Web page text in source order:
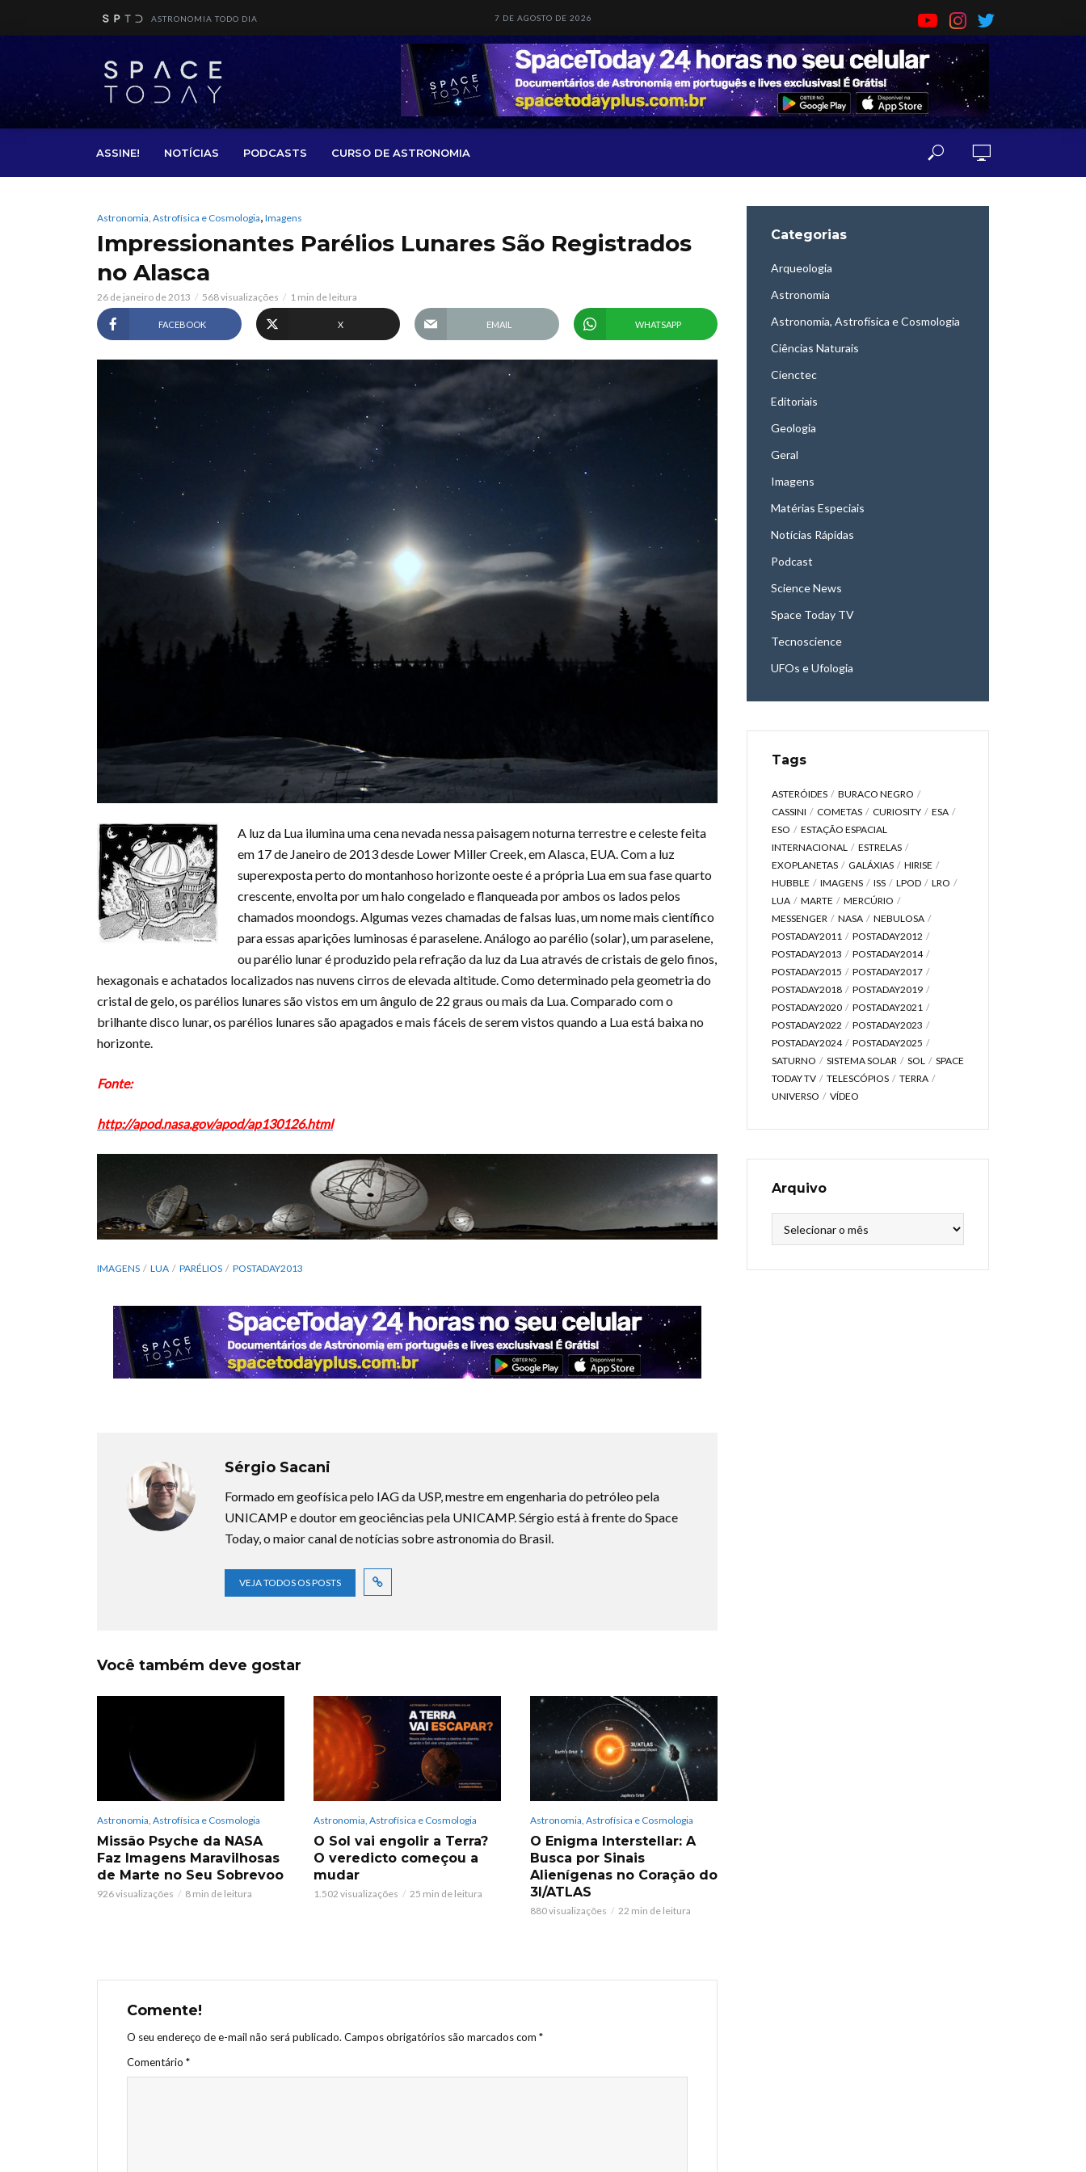
ASTRONOMIA TODO DIA 7 DE AGOSTO DE 2026
ASSINE! NOTÍCIAS PODCASTS CURSO DE ASTRONOMIA
Astronomia, Astrofísica e Cosmologia, Imagens
Impressionantes Parélios Lunares São Registrados
no Alasca
26 de janeiro de 2013 568 visualizações 1 min de leitura
FACEBOOK X EMAIL WHATSAPP
A luz da Lua ilumina uma cena nevada nessa paisagem noturna terrestre e celeste feita
em 17 de Janeiro de 2013 desde Lower Miller Creek, em Alasca, EUA. Com a luz
superexposta perto do montanhoso horizonte oeste é a própria Lua em sua fase quarto
crescente, envolta por um halo congelado e flanqueada por ambos os lados pelos
chamados moondogs. Algumas vezes chamadas de falsas luas, um nome mais científico
para essas aparições luminosas é paraselene. Análogo ao parélio (solar), um paraselene,
ou parélio lunar é produzido pela refração da luz da Lua através de cristais de gelo finos,
hexagonais e achatados localizados nas nuvens cirros de elevada altitude. Como determinado pela geometria do
cristal de gelo, os parélios lunares são vistos em um ângulo de 22 graus ou mais da Lua. Comparado com o
brilhante disco lunar, os parélios lunares são apagados e mais fáceis de serem vistos quando a Lua está baixa no
horizonte.
Fonte:
http://apod.nasa.gov/apod/ap130126.html
IMAGENS LUA PARÉLIOS POSTADAY2013
Sérgio Sacani
Formado em geofísica pelo IAG da USP, mestre em engenharia do petróleo pela
UNICAMP e doutor em geociências pela UNICAMP. Sérgio está à frente do Space
Today, o maior canal de notícias sobre astronomia do Brasil.
VEJA TODOS OS POSTS
Você também deve gostar
Astronomia, Astrofísica e Cosmologia
Missão Psyche da NASA
Faz Imagens Maravilhosas
de Marte no Seu Sobrevoo
926 visualizações 8 min de leitura
Astronomia, Astrofísica e Cosmologia
O Sol vai engolir a Terra?
O veredicto começou a
mudar
1.502 visualizações 25 min de leitura
Astronomia, Astrofísica e Cosmologia
O Enigma Interstellar: A
Busca por Sinais
Alienígenas no Coração do
3I/ATLAS
880 visualizações 22 min de leitura
Comente!
O seu endereço de e-mail não será publicado. Campos obrigatórios são marcados com *
Comentário *
Categorias
Arqueologia
Astronomia
Astronomia, Astrofísica e Cosmologia
Ciências Naturais
Cienctec
Editoriais
Geologia
Geral
Imagens
Matérias Especiais
Notícias Rápidas
Podcast
Science News
Space Today TV
Tecnoscience
UFOs e Ufologia
Tags
ASTERÓIDES
BURACO NEGRO
CASSINI
COMETAS CURIOSITY
ESA
ESO
ESTAÇÃO ESPACIAL
INTERNACIONAL
ESTRELAS
EXOPLANETAS
GALÁXIAS
HIRISE
HUBBLE
IMAGENS ISS LPOD
LRO
LUA
MARTE
MERCÚRIO
MESSENGER
NASA
NEBULOSA
POSTADAY2011
POSTADAY2012
POSTADAY2013
POSTADAY2014
POSTADAY2015
POSTADAY2017
POSTADAY2018
POSTADAY2019
POSTADAY2020
POSTADAY2021
POSTADAY2022
POSTADAY2023
POSTADAY2024
POSTADAY2025
SATURNO
SISTEMA SOLAR SOL
SPACE
TODAY TV
TELESCÓPIOS
TERRA
UNIVERSO
VÍDEO
Arquivo